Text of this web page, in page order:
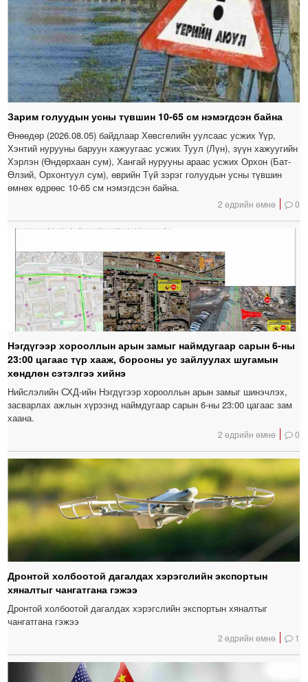
Зарим голуудын усны түвшин 10-65 см нэмэгдсэн байна
Өнөөдөр (2026.08.05) байдлаар Хөвсгөлийн уулсаас усжих Үүр,
Хэнтий нурууны баруун хажуугаас усжих Туул (Лүн), зүүн хажуугийн
Хэрлэн (Өндөрхаан сум), Хангай нурууны араас усжих Орхон (Бат-
Өлзий, Орхонтуул сум), өврийн Түй зэрэг голуудын усны түвшин
өмнөх өдрөөс 10-65 см нэмэгдсэн байна.
2 өдрийн өмнө 0
Нэгдүгээр хорооллын арын замыг наймдугаар сарын 6-ны
23:00 цагаас түр хааж, борооны ус зайлуулах шугамын
хөндлөн сэтэлгээ хийнэ
Нийслэлийн СХД-ийн Нэгдүгээр хорооллын арын замыг шинэчлэх,
засварлах ажлын хүрээнд наймдугаар сарын 6-ны 23:00 цагаас зам
хаана.
2 өдрийн өмнө 0
Дронтой холбоотой дагалдах хэрэгслийн экспортын
хяналтыг чангатгана гэжээ
Дронтой холбоотой дагалдах хэрэгслийн экспортын хяналтыг
чангатгана гэжээ
2 өдрийн өмнө 1